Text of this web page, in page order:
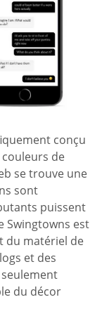
conçu
de
se trouve une
sont
puissent
Swingtowns est
du matériel de
et des
du décor